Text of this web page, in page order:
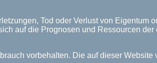
Tod oder Verlust von Eigentum
auf die Prognosen und Ressourcen der
vorbehalten. Die auf dieser Website